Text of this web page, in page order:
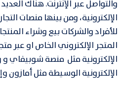
والتواصل عبر الإنترنت. هناك
الإلكترونية، ومن بينها منصات
للأفراد والشركات بيع وشراء
المتجر الإلكتروني الخاص او عبر
الإلكترونية مثل منصةشوبيفاي و
الإلكترونية الوسيطة مثل أمازون